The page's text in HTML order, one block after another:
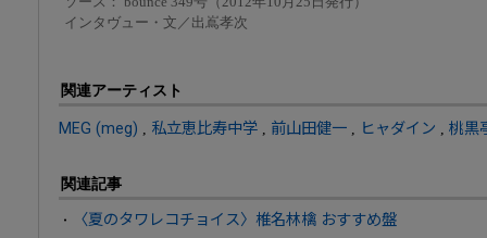
インタヴュー・文／出嶌孝次
関連アーティスト
MEG (meg) , 私立恵比寿中学 , 前山田健一 , ヒャダイン , 桃黒
関連記事
〈夏のタワレコチョイス〉椎名林檎 おすすめ盤